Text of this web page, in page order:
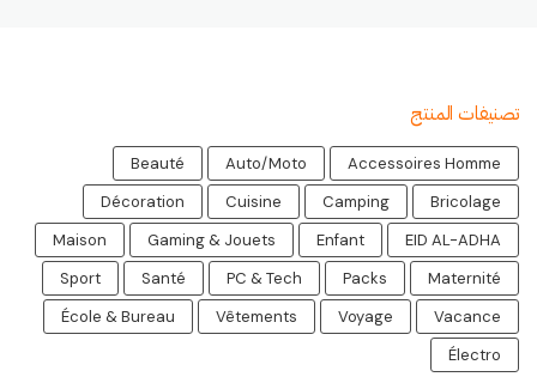
تصنيفات المنتج
Accessoires Homme
Auto/Moto
Beauté
Bricolage
Camping
Cuisine
Décoration
EID AL-ADHA
Enfant
Gaming & Jouets
Maison
Maternité
Packs
PC & Tech
Santé
Sport
Vacance
Voyage
Vêtements
École & Bureau
Électro